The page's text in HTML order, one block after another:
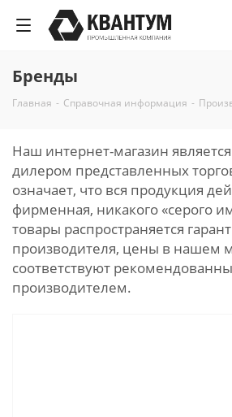
Бренды
Главная - Справочная информация -
Наш интернет-магазин
дилером представленных
означает, что вся продукция
фирменная, никакого «серого
товары распространяется
производителя, цены в нашем
соответствуют
производителем.